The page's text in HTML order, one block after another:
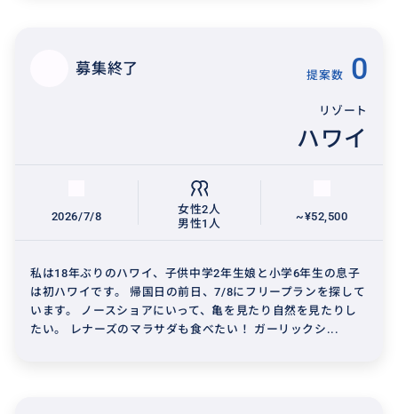
募集終了 提案数 0
リゾート
ハワイ
2026/7/8
女性2人
男性1人
~¥52,500
私は18年ぶりのハワイ、子供中学2年生娘と小学6年生の息子
は初ハワイです。 帰国日の前日、7/8にフリープランを探して
います。 ノースショアにいって、亀を見たり自然を見たりし
たい。 レナーズのマラサダも食べたい！ ガーリックシ...